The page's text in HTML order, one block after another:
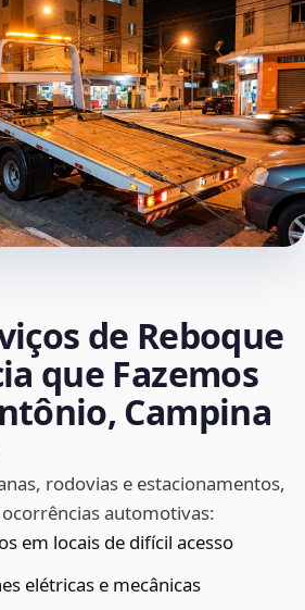
de Reboque
que Fazemos
Campina
rodovias e estacionamentos,
automotivas:
em locais de difícil acesso
elétricas e mecânicas